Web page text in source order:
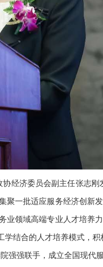
经济委员会副主任张志刚
聚一批适应服务经济创新
业领域高端专业人才培养
结合的人才培养模式，
强强联手，成立全国现代